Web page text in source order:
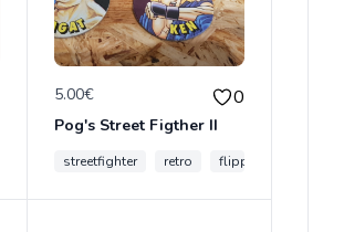
5.00€ 0
Pog's Street Figther II
streetfighter retro flippo